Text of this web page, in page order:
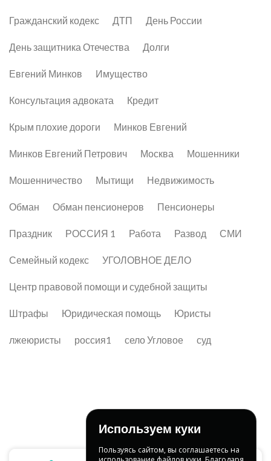
Гражданский кодекс ДТП День России
День защитника Отечества Долги
Евгений Минков Имущество
Консультация адвоката Кредит
Крым плохие дороги Минков Евгений
Минков Евгений Петрович Москва Мошенники
Мошенничество Мытищи Недвижимость
Обман Обман пенсионеров Пенсионеры
Праздник РОССИЯ 1 Работа Развод СМИ
Семейный кодекс УГОЛОВНОЕ ДЕЛО
Центр правовой помощи и судебной защиты
Штрафы Юридическая помощь Юристы
лжеюристы россия1 село Угловое суд
Используем куки
Пользуясь сайтом, вы соглашаетесь на